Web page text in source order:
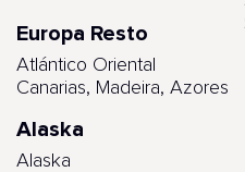
Europa Resto
Atlántico Oriental
Canarias, Madeira, Azores
Alaska
Alaska